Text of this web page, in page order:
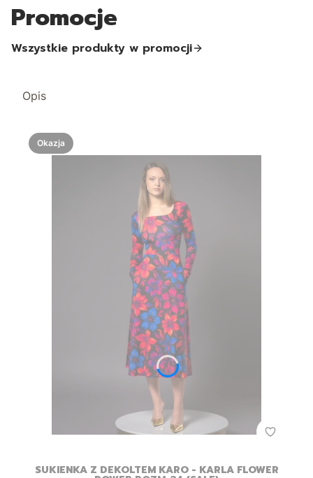
Promocje
Wszystkie produkty w promocji
Opis
Okazja
SUKIENKA Z DEKOLTEM KARO - KARLA FLOWER